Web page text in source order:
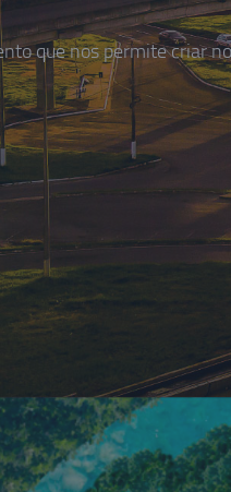
que nos permite criar